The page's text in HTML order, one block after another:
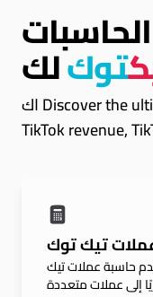
توكلك
اك Discover the ultimate TikTok calculators for
TikTok revenue,
تيك توك
حاسبة عملات تيك